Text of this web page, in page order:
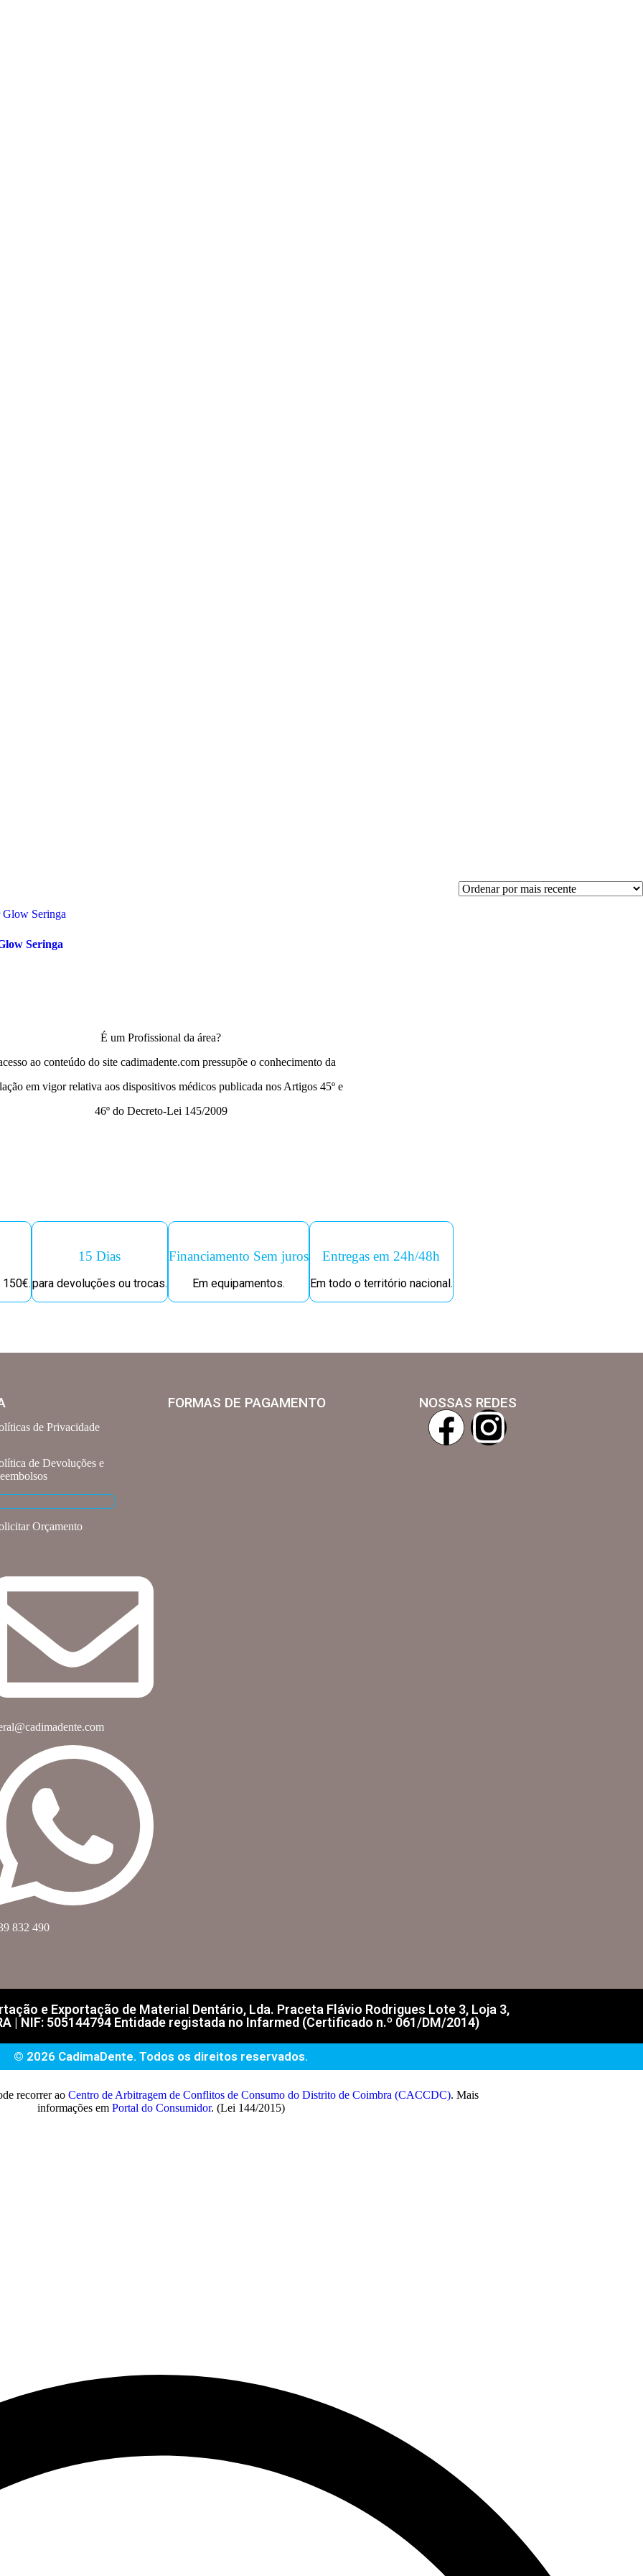
Seringa
É um Profissional da área?
ao conteúdo do site cadimadente.com pressupõe o conhecimento da
em vigor relativa aos dispositivos médicos publicada nos Artigos 45º e
46º do Decreto-Lei 145/2009
15 Dias
para devoluções ou trocas.
Financiamento Sem juros
Em equipamentos.
Entregas em 24h/48h
Em todo o território nacional.
de Privacidade
de Devoluções e
Orçamento
832 490
FORMAS DE PAGAMENTO NOSSAS REDES
e Exportação de Material Dentário, Lda. Praceta Flávio Rodrigues Lote 3, Loja 3,
| NIF: 505144794 Entidade registada no Infarmed (Certificado n.º 061/DM/2014)
© 2026 CadimaDente. Todos os direitos reservados.
recorrer ao Centro de Arbitragem de Conflitos de Consumo do Distrito de Coimbra (CACCDC). Mais
informações em Portal do Consumidor. (Lei 144/2015)